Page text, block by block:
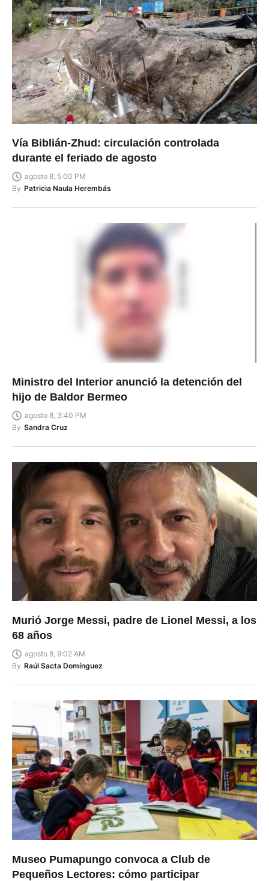
Vía Biblián-Zhud: circulación controlada
durante el feriado de agosto
agosto 8, 5:00 PM
By Patricia Naula Herembás
Ministro del Interior anunció la detención del
hijo de Baldor Bermeo
agosto 8, 3:40 PM
By Sandra Cruz
Murió Jorge Messi, padre de Lionel Messi, a los
68 años
agosto 8, 9:02 AM
By Raúl Sacta Domínguez
Museo Pumapungo convoca a Club de
Pequeños Lectores: cómo participar